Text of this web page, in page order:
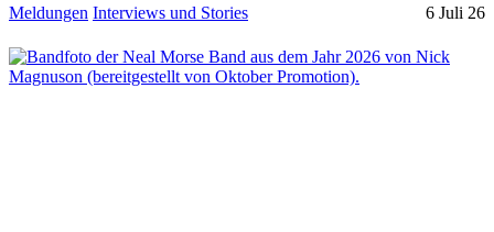
Meldungen Interviews und Stories 6 Juli 26